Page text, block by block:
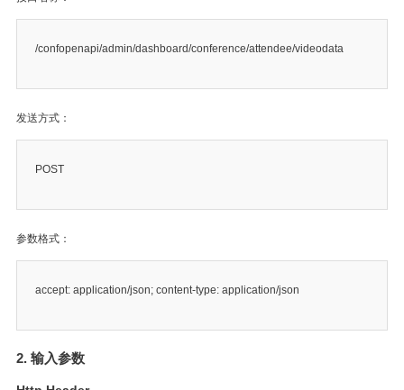
/confopenapi/admin/dashboard/conference/attendee/videodata
发送方式：
POST
参数格式：
accept: application/json; content-type: application/json
2. 输入参数